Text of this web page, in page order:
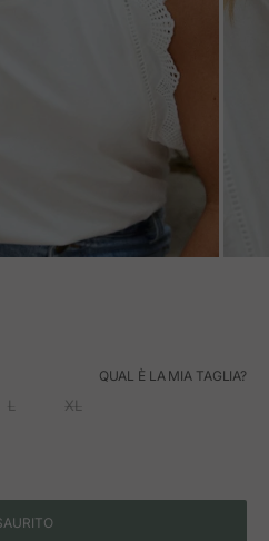
QUAL È LA MIA TAGLIA?
L XL